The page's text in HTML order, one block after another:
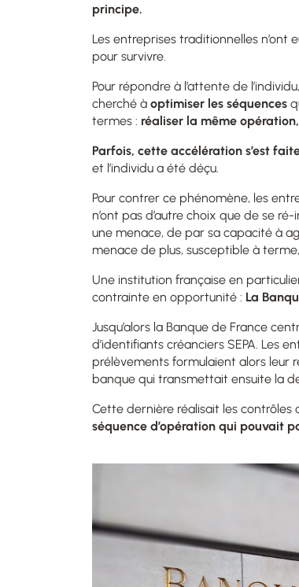
principe.
Les entreprises traditionnelles n’ont
pour survivre.
Pour répondre à l’attente de
cherché à optimiser les séquences
termes : réaliser la même
Parfois, cette accélération s’est
et l’individu a été déçu.
Pour contrer ce phénomène, les
n’ont pas d’autre choix que de se
une menace, de par sa capacité à
menace de plus, susceptible à
Une institution française en
contrainte en opportunité : La
Jusqu’alors la Banque de France
d’identifiants créanciers SEPA. Les
prélèvements formulaient alors leur
banque qui transmettait ensuite la
Cette dernière réalisait les contrôles
séquence d’opération qui pouvait